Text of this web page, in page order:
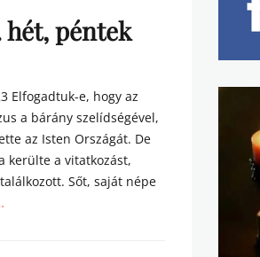
hét, péntek
Elfogadtuk-e, hogy az
a bárány szelídségével,
az Isten Országát. De
kerülte a vitatkozást,
Sőt, saját népe